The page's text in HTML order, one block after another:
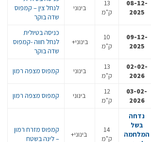
08-12-
2025
13
ק"מ
בינוני
לנחל צין – קמפוס
שדה בוקר
09-12-
2025
10
ק"מ
בינוני+
כניסה בטיולית
לנחל חווה -קמפוס
שדה בוקר
02-02-
2026
13
ק"מ
בינוני קמפוס מצפה רמון
03-02-
2026
12
ק"מ
בינוני קמפוס מצפה רמון
נדחה
בשל
המלחמה
14
ק"מ
בינוני+
קמפוס מזרח רמון
– לינה בשטח